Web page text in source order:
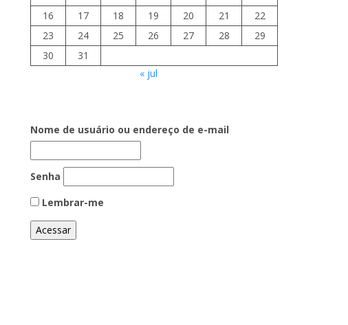
16
17 18 19 20 21
22
23
24 25 26 27 28
29
30
31
« jul
Nome de usuário ou endereço de e-mail
Senha
Lembrar-me